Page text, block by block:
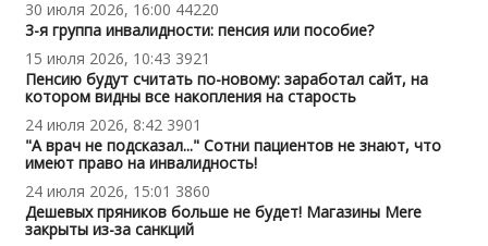
30 июля 2026, 16:00 44220
3-я группа инвалидности: пенсия или пособие?
15 июля 2026, 10:43 3921
Пенсию будут считать по-новому: заработал сайт, на
котором видны все накопления на старость
24 июля 2026, 8:42 3901
"А врач не подсказал..." Сотни пациентов не знают, что
имеют право на инвалидность!
24 июля 2026, 15:01 3860
Дешевых пряников больше не будет! Магазины Mere
закрыты из-за санкций